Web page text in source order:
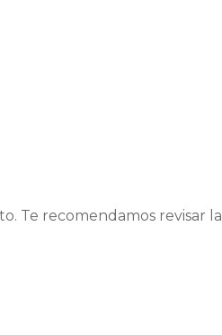
Te recomendamos revisar la